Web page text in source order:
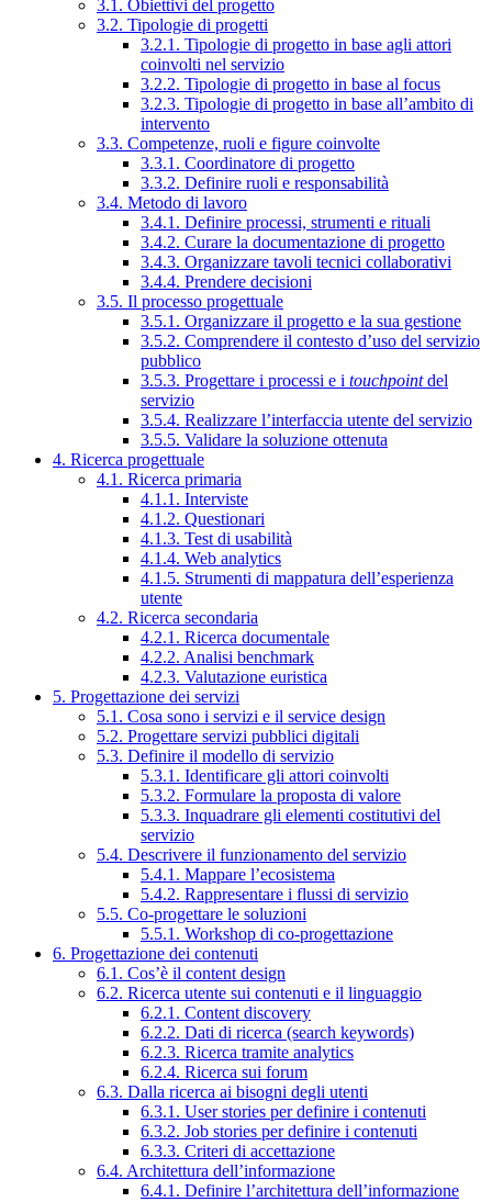
3.1. Obiettivi del progetto
3.2. Tipologie di progetti
3.2.1. Tipologie di progetto in base agli attori
coinvolti nel servizio
3.2.2. Tipologie di progetto in base al focus
3.2.3. Tipologie di progetto in base all’ambito di
intervento
3.3. Competenze, ruoli e figure coinvolte
3.3.1. Coordinatore di progetto
3.3.2. Definire ruoli e responsabilità
3.4. Metodo di lavoro
3.4.1. Definire processi, strumenti e rituali
3.4.2. Curare la documentazione di progetto
3.4.3. Organizzare tavoli tecnici collaborativi
3.4.4. Prendere decisioni
3.5. Il processo progettuale
3.5.1. Organizzare il progetto e la sua gestione
3.5.2. Comprendere il contesto d’uso del servizio
pubblico
3.5.3. Progettare i processi e i touchpointdel
servizio
3.5.4. Realizzare l’interfaccia utente del servizio
3.5.5. Validare la soluzione ottenuta
4. Ricerca progettuale
4.1. Ricerca primaria
4.1.1. Interviste
4.1.2. Questionari
4.1.3. Test di usabilità
4.1.4. Web analytics
4.1.5. Strumenti di mappatura dell’esperienza
utente
4.2. Ricerca secondaria
4.2.1. Ricerca documentale
4.2.2. Analisi benchmark
4.2.3. Valutazione euristica
5. Progettazione dei servizi
5.1. Cosa sono i servizi e il service design
5.2. Progettare servizi pubblici digitali
5.3. Definire il modello di servizio
5.3.1. Identificare gli attori coinvolti
5.3.2. Formulare la proposta di valore
5.3.3. Inquadrare gli elementi costitutivi del
servizio
5.4. Descrivere il funzionamento del servizio
5.4.1. Mappare l’ecosistema
5.4.2. Rappresentare i flussi di servizio
5.5. Co-progettare le soluzioni
5.5.1. Workshop di co-progettazione
6. Progettazione dei contenuti
6.1. Cos’è il content design
6.2. Ricerca utente sui contenuti e il linguaggio
6.2.1. Content discovery
6.2.2. Dati di ricerca (search keywords)
6.2.3. Ricerca tramite analytics
6.2.4. Ricerca sui forum
6.3. Dalla ricerca ai bisogni degli utenti
6.3.1. User stories per definire i contenuti
6.3.2. Job stories per definire i contenuti
6.3.3. Criteri di accettazione
6.4. Architettura dell’informazione
6.4.1. Definire l’architettura dell’informazione